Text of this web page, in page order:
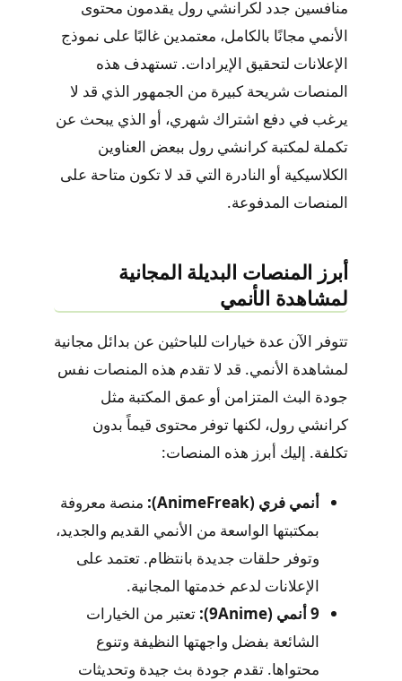
منافسين جدد لكرانشي رول يقدمون محتوى
الأنمي مجانًا بالكامل، معتمدين غالبًا على نموذج
الإعلانات لتحقيق الإيرادات. تستهدف هذه
المنصات شريحة كبيرة من الجمهور الذي قد لا
يرغب في دفع اشتراك شهري، أو الذي يبحث عن
تكملة لمكتبة كرانشي رول ببعض العناوين
الكلاسيكية أو النادرة التي قد لا تكون متاحة على
المنصات المدفوعة.
أبرز المنصات البديلة المجانية
لمشاهدة الأنمي
تتوفر الآن عدة خيارات للباحثين عن بدائل مجانية
لمشاهدة الأنمي. قد لا تقدم هذه المنصات نفس
جودة البث المتزامن أو عمق المكتبة مثل
كرانشي رول، لكنها توفر محتوى قيماً بدون
تكلفة. إليك أبرز هذه المنصات:
أنمي فري (AnimeFreak):
منصة معروفة
بمكتبتها الواسعة من الأنمي القديم والجديد،
وتوفر حلقات جديدة بانتظام. تعتمد على
الإعلانات لدعم خدمتها المجانية.
9 أنمي (9Anime):
تعتبر من الخيارات
الشائعة بفضل واجهتها النظيفة وتنوع
محتواها. تقدم جودة بث جيدة وتحديثات